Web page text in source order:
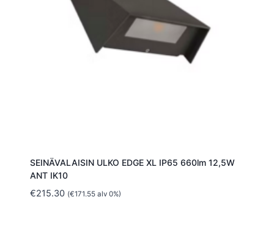
SEINÄVALAISIN ULKO EDGE XL IP65 660lm 12,5W
ANT IK10
€215.30 (€171.55alv 0%)